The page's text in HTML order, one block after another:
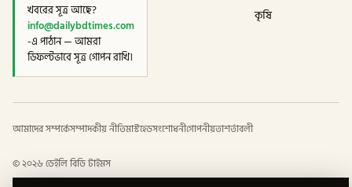
খবরের সূত্র আছে?
info@dailybdtimes.com
-এ পাঠান — আমরা
ডিফল্টভাবে সূত্র গোপন রাখি।
কৃষি
আমাদের সম্পর্কেসম্পাদকীয় নীতিমাস্টহেডসংশোধনীগোপনীয়তাশর্তাবলী
©২০২৬ডেইলি বিডি টাইমস